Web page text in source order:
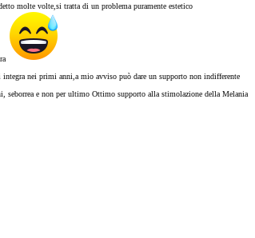
molte volte,si tratta di un problema puramente estetico
integra nei primi anni,a mio avviso può dare un supporto non indifferente
seborrea e non per ultimo Ottimo supporto alla stimolazione della Melania